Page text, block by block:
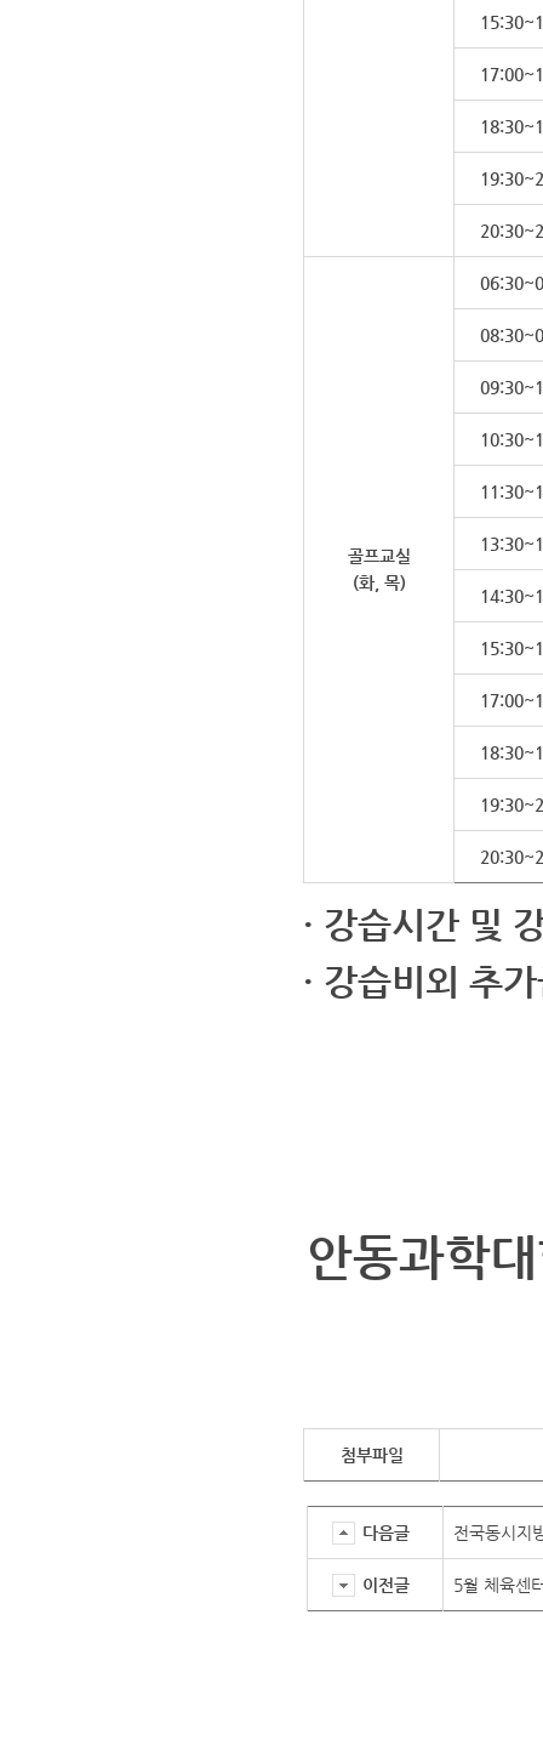
골프교실
(화, 목)
· 강습시간 및
· 강습비외 추
안동과학
첨부파일
다음글 전국동시지
이전글 5월 체육센